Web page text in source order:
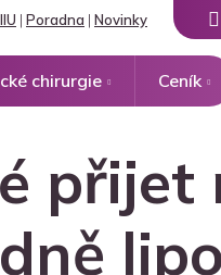
| Poradna | Novinky
chirurgie Ceník
přijet